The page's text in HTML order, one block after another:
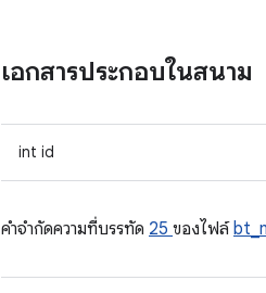
เอกสารประกอบในสนาม
int id
คําจํากัดความที่บรรทัด 25 ของไฟล์